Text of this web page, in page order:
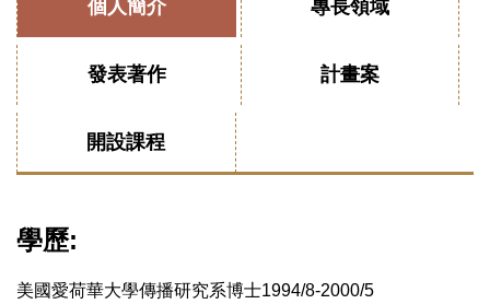
個人簡介 專長領域
發表著作 計畫案
開設課程
學歷:
美國愛荷華大學傳播研究系博士1994/8-2000/5